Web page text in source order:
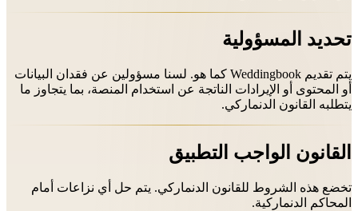
تحديد المسؤولية
يتم تقديم Weddingbook كما هو. لسنا مسؤولين عن فقدان البيانات
أو المحتوى أو الإيرادات الناتجة عن استخدام المنصة، بما يتجاوز ما
يتطلبه القانون الدنماركي.
القانون الواجب التطبيق
تخضع هذه الشروط للقانون الدنماركي. يتم حل أي نزاعات أمام
المحاكم الدنماركية.